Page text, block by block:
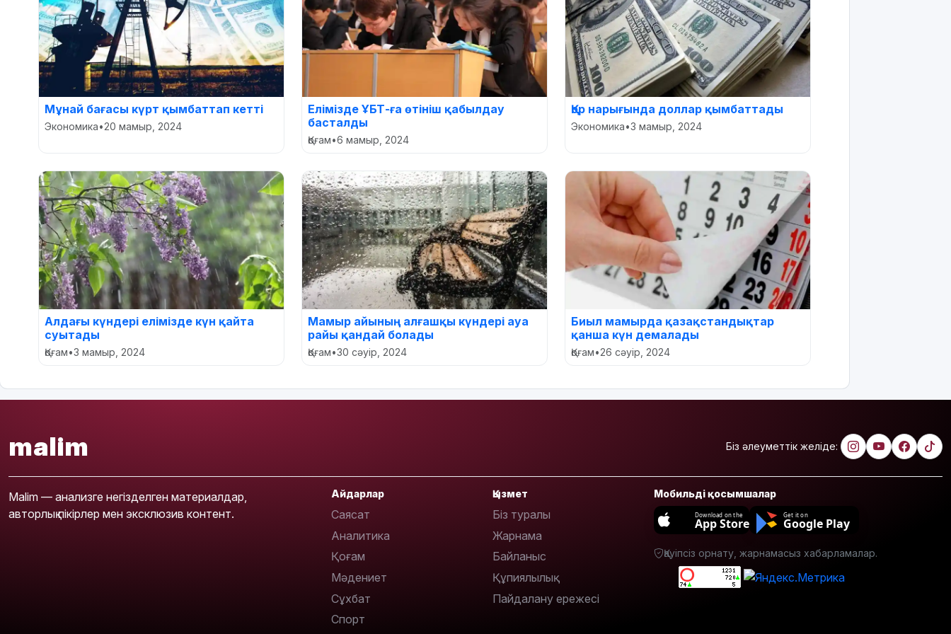
Мұнай бағасы күрт қымбаттап кетті
Экономика•20 мамыр, 2024
Елімізде ҰБТ-ға өтініш қабылдау
басталды
Қоғам•6 мамыр, 2024
Қор нарығында доллар қымбаттады
Экономика•3 мамыр, 2024
Алдағы күндері елімізде күн қайта
суытады
Қоғам•3 мамыр, 2024
Мамыр айының алғашқы күндері ауа
райы қандай болады
Қоғам•30 сәуір, 2024
Биыл мамырда қазақстандықтар
қанша күн демалады
Қоғам•26 сәуір, 2024
malim Біз әлеуметтік желіде:
Malim — анализге негізделген материалдар,
авторлық пікірлер мен эксклюзив контент.
Айдарлар
Саясат
Аналитика
Қоғам
Мәдениет
Сұхбат
Спорт
Қызмет
Біз туралы
Жарнама
Байланыс
Құпиялылық
Пайдалану ережесі
Мобильді қосымшалар
Download on the
App Store
Get it on
Google Play
Қауіпсіз орнату, жарнамасыз хабарламалар.